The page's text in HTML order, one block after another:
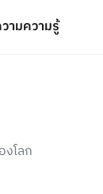
ามความรู้
โลก